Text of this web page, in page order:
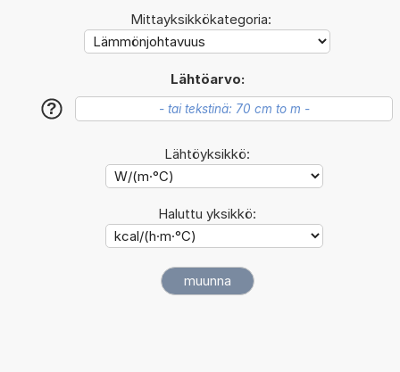
Mittayksikkökategoria:
Lähtöarvo:
?
Lähtöyksikkö:
Haluttu yksikkö: